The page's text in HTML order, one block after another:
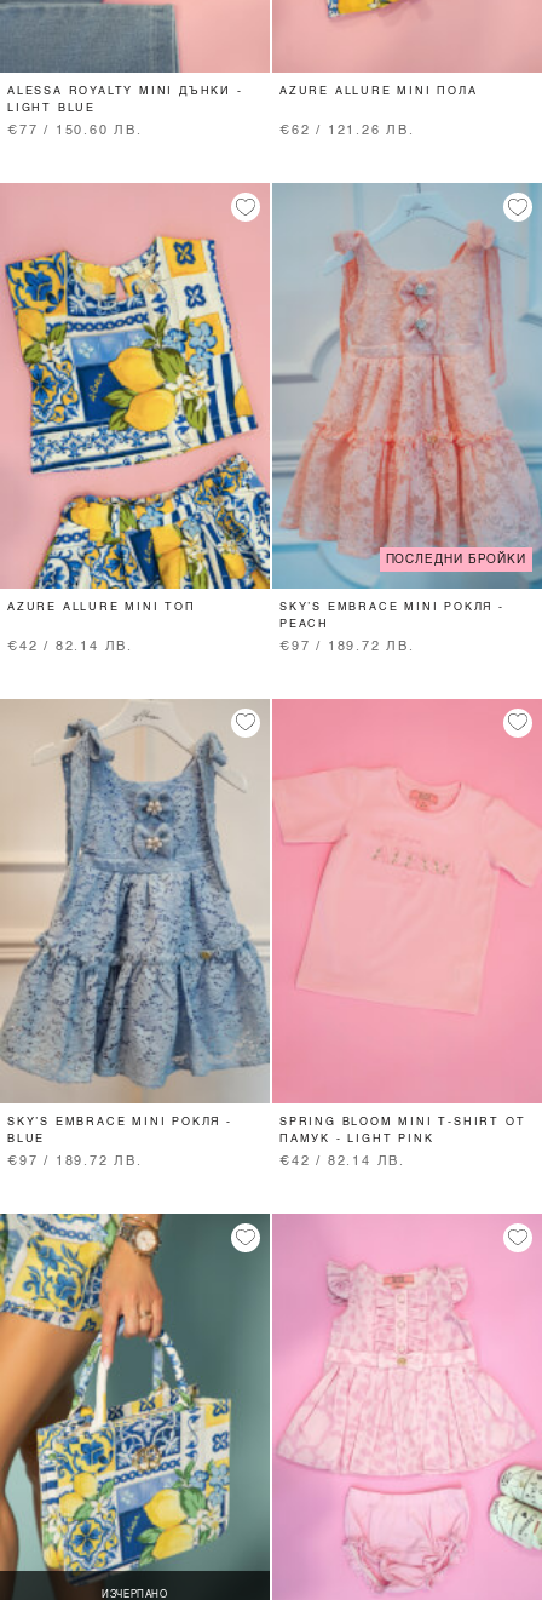
ALESSA ROYALTY MINI ДЪНКИ -
LIGHT BLUE
€77 / 150.60 ЛВ.
AZURE ALLURE MINI ПОЛА
€62 / 121.26 ЛВ.
AZURE ALLURE MINI ТОП
€42 / 82.14 ЛВ.
ПОСЛЕДНИ БРОЙКИ
SKY’S EMBRACE MINI РОКЛЯ -
PEACH
€97 / 189.72 ЛВ.
SKY’S EMBRACE MINI РОКЛЯ -
BLUE
€97 / 189.72 ЛВ.
SPRING BLOOM MINI T-SHIRT ОТ
ПАМУК - LIGHT PINK
€42 / 82.14 ЛВ.
ИЗЧЕРПАНО